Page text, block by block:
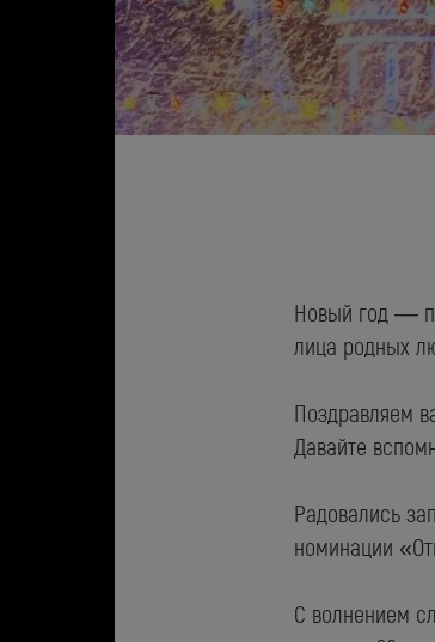
Новый год —
лица родных
Поздравляем
Давайте
Радовались
номинации
С волнением